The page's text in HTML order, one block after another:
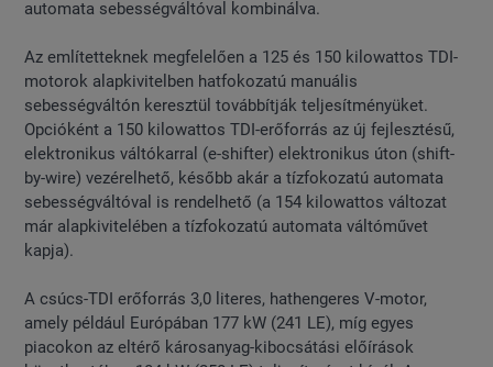
automata sebességváltóval kombinálva.
Az említetteknek megfelelően a 125 és 150 kilowattos TDI-
motorok alapkivitelben hatfokozatú manuális
sebességváltón keresztül továbbítják teljesítményüket.
Opcióként a 150 kilowattos TDI-erőforrás az új fejlesztésű,
elektronikus váltókarral (e-shifter) elektronikus úton (shift-
by-wire) vezérelhető, később akár a tízfokozatú automata
sebességváltóval is rendelhető (a 154 kilowattos változat
már alapkivitelében a tízfokozatú automata váltóművet
kapja).
A csúcs-TDI erőforrás 3,0 literes, hathengeres V-motor,
amely például Európában 177 kW (241 LE), míg egyes
piacokon az eltérő károsanyag-kibocsátási előírások